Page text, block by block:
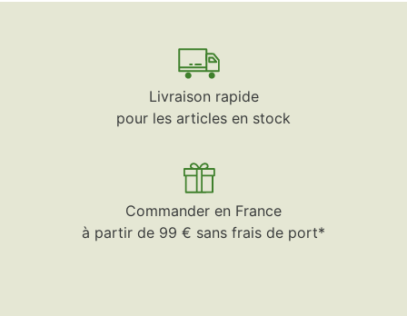
Livraison rapide
pour les articles en stock
Commander en France
à partir de 99 € sans frais de port*